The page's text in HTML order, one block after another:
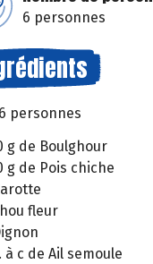
6 personnes
personnes
g de Boulghour
g de Pois chiche
fleur
à c de Ail semoule